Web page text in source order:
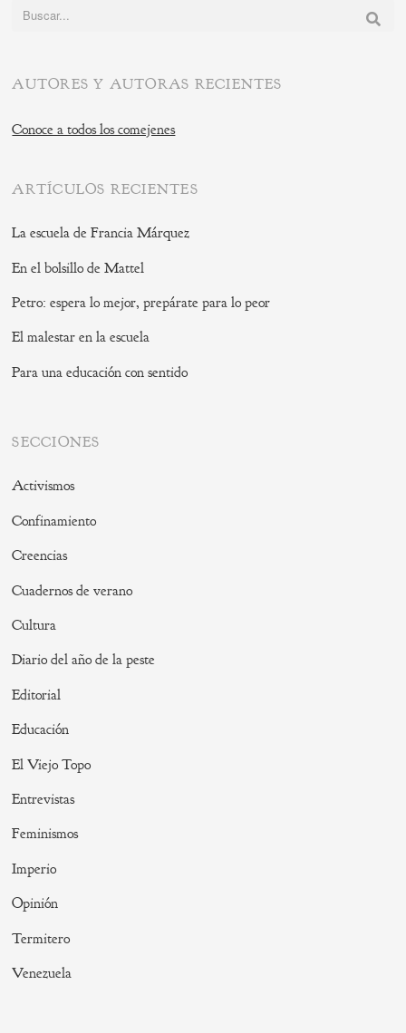
Buscar:
AUTORES Y AUTORAS RECIENTES
Conoce a todos los comejenes
ARTÍCULOS RECIENTES
La escuela de Francia Márquez
En el bolsillo de Mattel
Petro: espera lo mejor, prepárate para lo peor
El malestar en la escuela
Para una educación con sentido
SECCIONES
Activismos
Confinamiento
Creencias
Cuadernos de verano
Cultura
Diario del año de la peste
Editorial
Educación
El Viejo Topo
Entrevistas
Feminismos
Imperio
Opinión
Termitero
Venezuela